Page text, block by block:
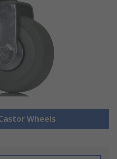
Wheels